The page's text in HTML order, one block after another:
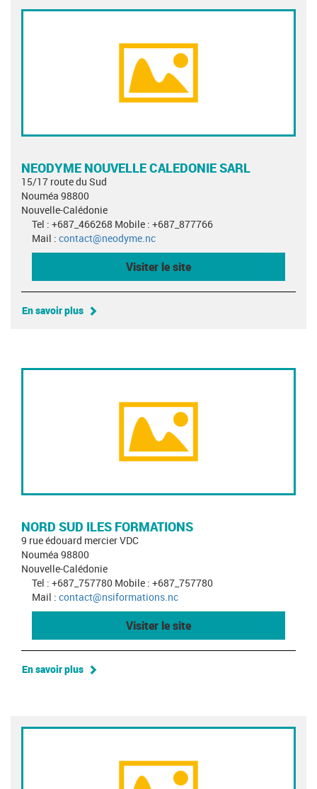
NEODYME NOUVELLE CALEDONIE SARL
15/17 route du Sud
Nouméa 98800
Nouvelle-Calédonie
Tel : +687_466268 Mobile : +687_877766
Mail : contact@neodyme.nc
Visiter le site
En savoir plus
NORD SUD ILES FORMATIONS
9 rue édouard mercier VDC
Nouméa 98800
Nouvelle-Calédonie
Tel : +687_757780 Mobile : +687_757780
Mail : contact@nsiformations.nc
Visiter le site
En savoir plus